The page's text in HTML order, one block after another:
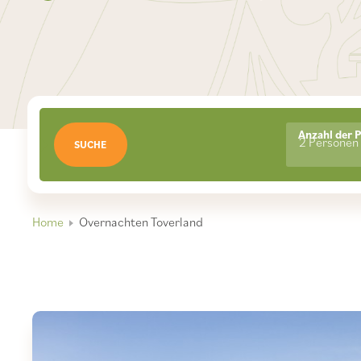
Anzahl der
2 Personen
SUCHE
Home Overnachten Toverland